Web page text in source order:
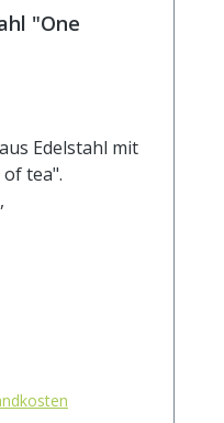
"One
Edelstahl mit
tea".